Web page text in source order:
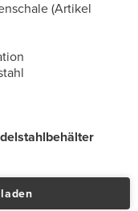
(Artikel